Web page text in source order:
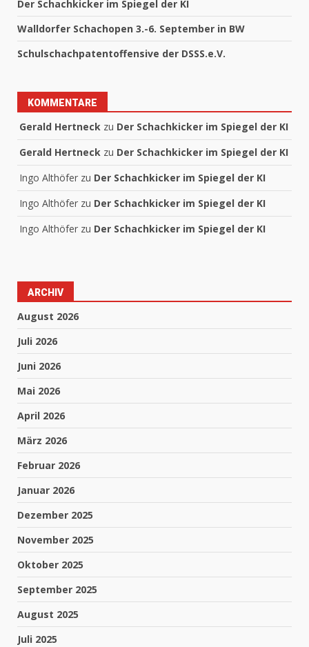
Der Schachkicker im Spiegel der KI
Walldorfer Schachopen 3.-6. September in BW
Schulschachpatentoffensive der DSSS.e.V.
KOMMENTARE
Gerald Hertneck zu Der Schachkicker im Spiegel der KI
Gerald Hertneck zu Der Schachkicker im Spiegel der KI
Ingo Althöfer zu Der Schachkicker im Spiegel der KI
Ingo Althöfer zu Der Schachkicker im Spiegel der KI
Ingo Althöfer zu Der Schachkicker im Spiegel der KI
ARCHIV
August 2026
Juli 2026
Juni 2026
Mai 2026
April 2026
März 2026
Februar 2026
Januar 2026
Dezember 2025
November 2025
Oktober 2025
September 2025
August 2025
Juli 2025